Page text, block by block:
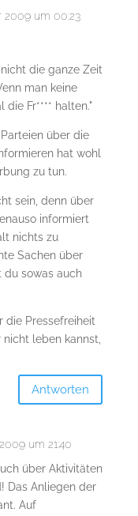
2009 um 00:23
die ganze Zeit
man keine
die Fr**** halten."
über die
hat wohl
zu tun.
sein, denn über
informiert
nichts zu
Sachen über
du sowas auch
die Pressefreiheit
leben kannst,
Antworten
um 21:40
über Aktivitäten
Das Anliegen der
Auf